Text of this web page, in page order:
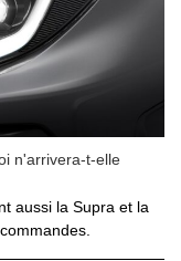
n'arrivera-t-elle
aussi la Supra et la